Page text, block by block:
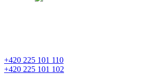
+420 225 101 110
+420 225 101 102